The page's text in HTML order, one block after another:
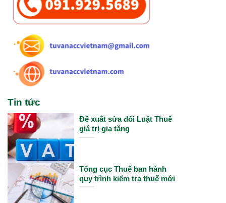
Tin tức
Đề xuất sửa đổi Luật Thuế
giá trị gia tăng
Tổng cục Thuế ban hành
quy trình kiểm tra thuế mới